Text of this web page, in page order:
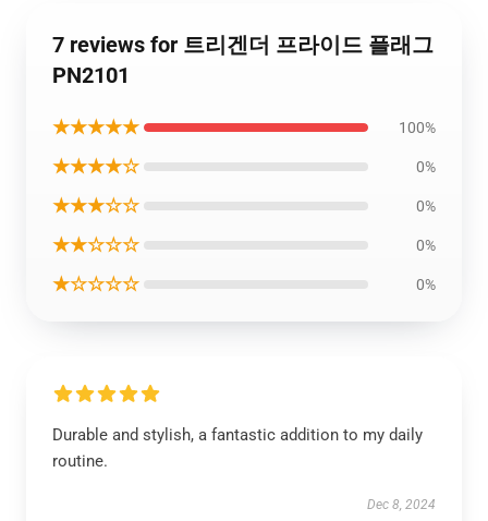
7 reviews for 트리겐더 프라이드 플래그
PN2101
★★★★★ 100%
★★★★☆ 0%
★★★☆☆ 0%
★★☆☆☆ 0%
★☆☆☆☆ 0%
Durable and stylish, a fantastic addition to my daily
routine.
Dec 8, 2024